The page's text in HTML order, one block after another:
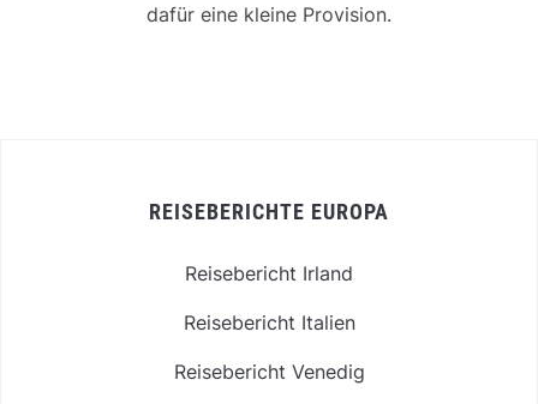
dafür eine kleine Provision.
REISEBERICHTE EUROPA
Reisebericht Irland
Reisebericht Italien
Reisebericht Venedig